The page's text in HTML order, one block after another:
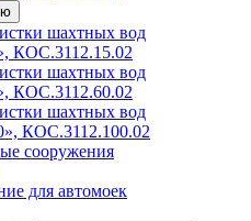
шахтных вод
КОС.3112.15.02
шахтных вод
КОС.3112.60.02
шахтных вод
КОС.3112.100.02
сооружения
для автомоек